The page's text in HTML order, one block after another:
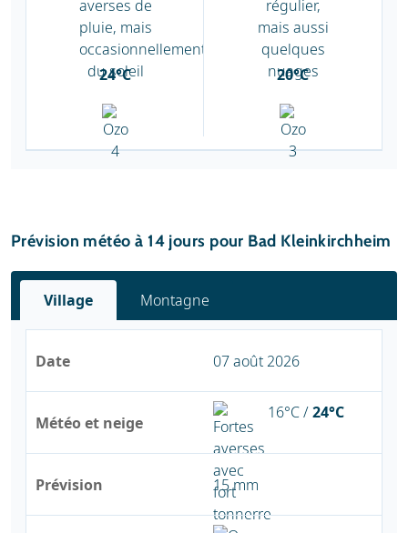
24°C 20°C
Prévision météo à 14 jours pour Bad Kleinkirchheim
Village Montagne
Date
Météo et neige
Prévision
07 août 2026
16°C /24°C
15 mm